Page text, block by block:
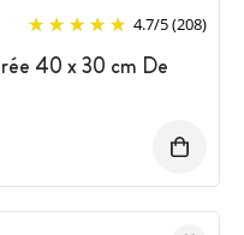
4.7/5(208)
40 x 30 cm De